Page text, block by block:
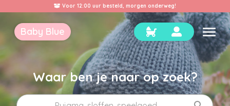
Voor 12:00 uur besteld, morgen onderweg!
Baby Blue
Waar ben je naar op zoek?